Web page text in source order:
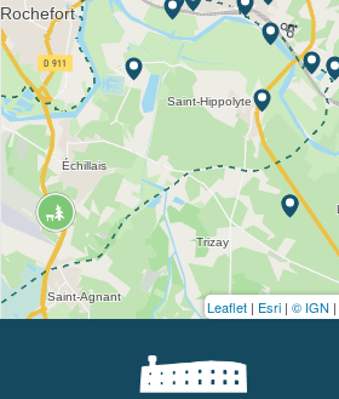
Leaflet | Esri | © IGN |